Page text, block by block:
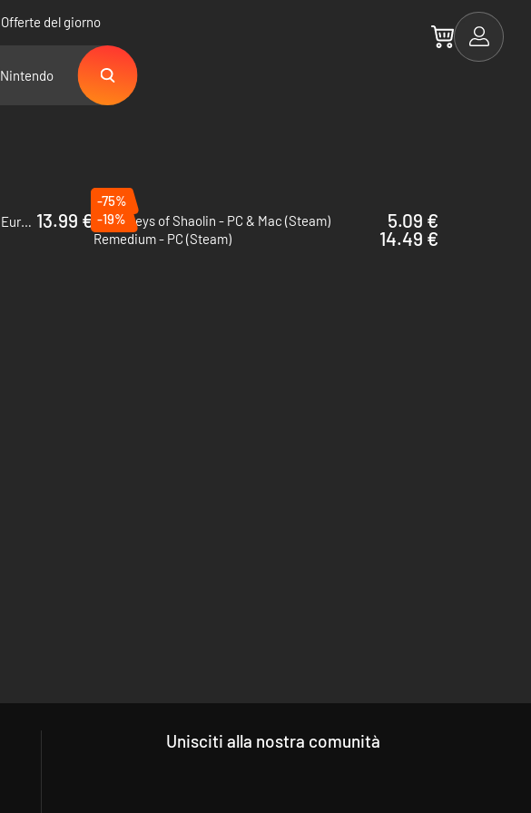
Offerte del giorno
Nintendo
KIBORG: Descent - PC & Mac (Steam) - Europe & US & Canada 13.99 €
-75%
9 Monkeys of Shaolin - PC & Mac (Steam)
5.09 €
-19%
Remedium - PC (Steam)
14.49 €
Unisciti alla nostra comunità